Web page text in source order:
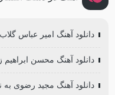
دانلود آهنگ امیر عباس گلاب
دانلود آهنگ محسن ابراهیم
دانلود آهنگ مجید رضوی به